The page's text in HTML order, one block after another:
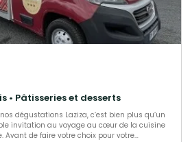
• Pâtisseries et desserts
c’est bien plus qu’un
invitation au voyage au cœur de la cuisine
de faire votre choix pour votre